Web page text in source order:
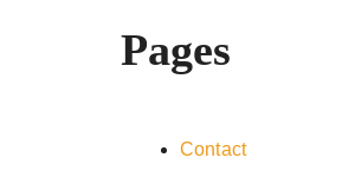
Pages
Contact